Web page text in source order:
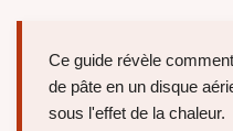
Ce guide révèle
de pâte en un disque
sous l'effet de la chaleur.